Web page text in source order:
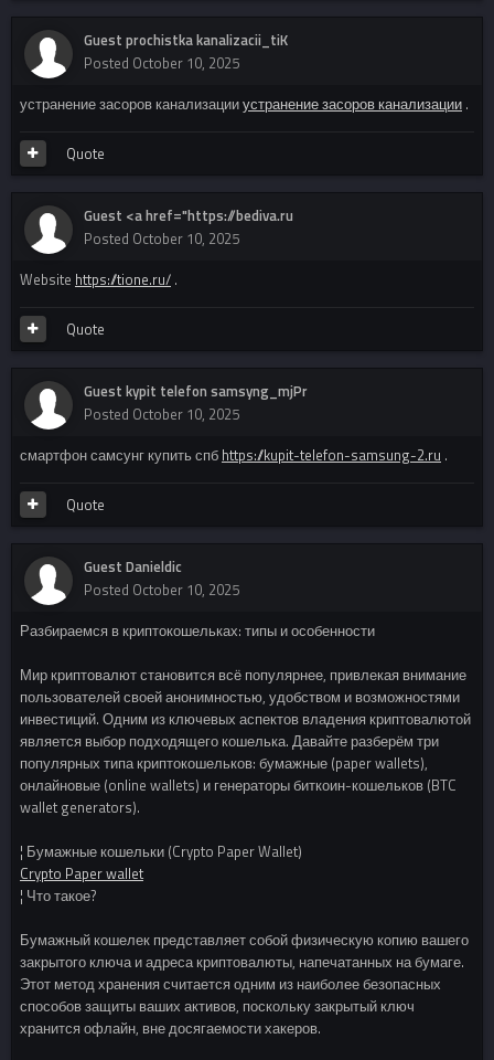
Guest prochistka kanalizacii_tiK
Posted October 10, 2025
устранение засоров канализацииустранение засоров канализации .
Quote
Guest <a href="https://bediva.ru
Posted October 10, 2025
Website https://tione.ru/ .
Quote
Guest kypit telefon samsyng_mjPr
Posted October 10, 2025
смартфон самсунг купить спб https://kupit-telefon-samsung-2.ru .
Quote
Guest Danieldic
Posted October 10, 2025
Разбираемся в криптокошельках: типы и особенности
Мир криптовалют становится всё популярнее, привлекая внимание
пользователей своей анонимностью, удобством и возможностями
инвестиций. Одним из ключевых аспектов владения криптовалютой
является выбор подходящего кошелька. Давайте разберём три
популярных типа криптокошельков: бумажные (paper wallets),
онлайновые (online wallets) и генераторы биткоин-кошельков (BTC
wallet generators).
¦ Бумажные кошельки (Crypto Paper Wallet)
Crypto Paper wallet
¦ Что такое?
Бумажный кошелек представляет собой физическую копию вашего
закрытого ключа и адреса криптовалюты, напечатанных на бумаге.
Этот метод хранения считается одним из наиболее безопасных
способов защиты ваших активов, поскольку закрытый ключ
хранится офлайн, вне досягаемости хакеров.